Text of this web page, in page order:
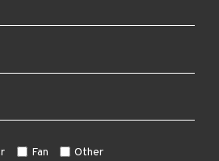
Fan Other